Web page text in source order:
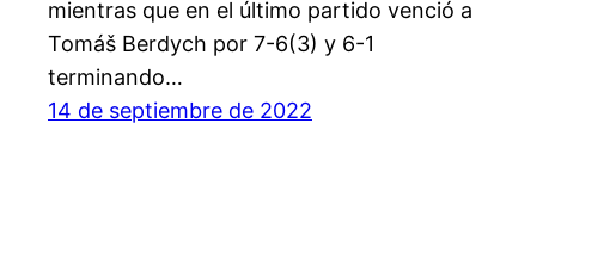
mientras que en el último partido venció a
Tomáš Berdych por 7-6(3) y 6-1
terminando…
14 de septiembre de 2022